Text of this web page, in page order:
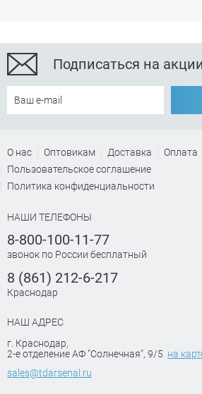
Подписаться на
О нас Оптовикам Доставка Оплата
Пользовательское соглашение
Политика конфиденциальности
НАШИ ТЕЛЕФОНЫ
8-800-100-11-77
звонок по России бесплатный
8 (861) 212-6-217
Краснодар
НАШ АДРЕС
г. Краснодар,
2-е отделение АФ "Солнечная", 9/5 на
sales@tdarsenal.ru